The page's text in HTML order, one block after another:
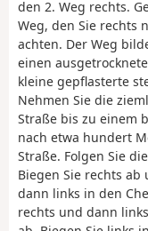
den 2. Weg rechts.
Weg, den Sie rechts
achten. Der Weg
einen
kleine gepflasterte
Nehmen Sie die
Straße bis zu einem
nach etwa hundert
Straße. Folgen Sie
Biegen Sie rechts
dann links in den
rechts und dann